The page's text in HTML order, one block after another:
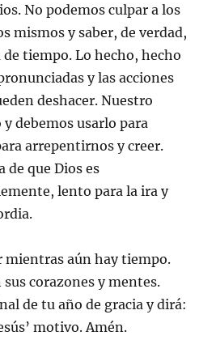
No podemos culpar a los
mismos y saber, de verdad,
de tiempo. Lo hecho, hecho
y las acciones
deshacer. Nuestro
debemos usarlo para
arrepentirnos y creer.
de que Dios es
lento para la ira y
mientras aún hay tiempo.
sus corazones y mentes.
de tu año de gracia y dirá:
motivo. Amén.